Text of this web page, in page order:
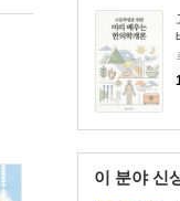
이 분야 신